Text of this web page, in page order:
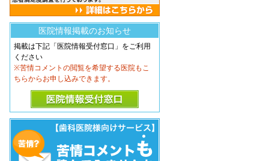
医院情報掲載のお知らせ
掲載は下記「医院情報受付窓口」をご利用
ください
※苦情コメントの閲覧を希望する医院もこ
ちらからお申し込みできます。